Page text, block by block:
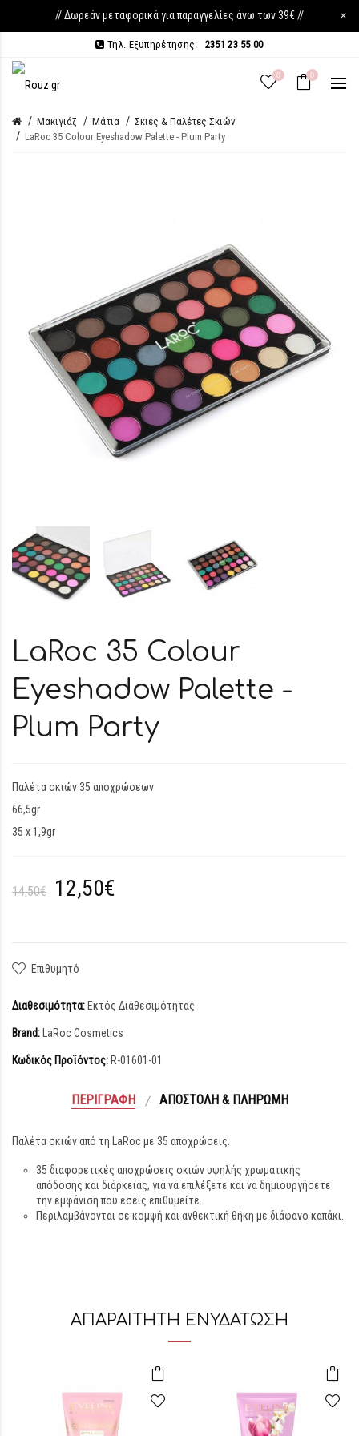
// Δωρεάν μεταφορικά για παραγγελίες άνω των 39€ // ×
Τηλ. Εξυπηρέτησης: 2351 23 55 00
0 0
Μακιγιάζ Μάτια
Σκιές & Παλέτες Σκιών
LaRoc 35 Colour Eyeshadow Palette - Plum Party
LaRoc 35 Colour
Eyeshadow Palette -
Plum Party
Παλέτα σκιών 35 αποχρώσεων
66,5gr
35 x 1,9gr
14,50€ 12,50€
Επιθυμητό
Διαθεσιμότητα: Εκτός Διαθεσιμότητας
Brand: LaRoc Cosmetics
Κωδικός Προϊόντος: R-01601-01
ΠΕΡΙΓΡΑΦΉ ΑΠΟΣΤΟΛΉ & ΠΛΗΡΩΜΉ
Παλέτα σκιών από τη LaRoc με 35 αποχρώσεις.
35 διαφορετικές αποχρώσεις σκιών υψηλής χρωματικής
απόδοσης και διάρκειας, για να επιλέξετε και να δημιουργήσετε
την εμφάνιση που εσείς επιθυμείτε.
Περιλαμβάνονται σε κομψή και ανθεκτική θήκη με διάφανο καπάκι.
ΑΠΑΡΑΙΤΗΤΗ ΕΝΥΔΑΤΩΣΗ